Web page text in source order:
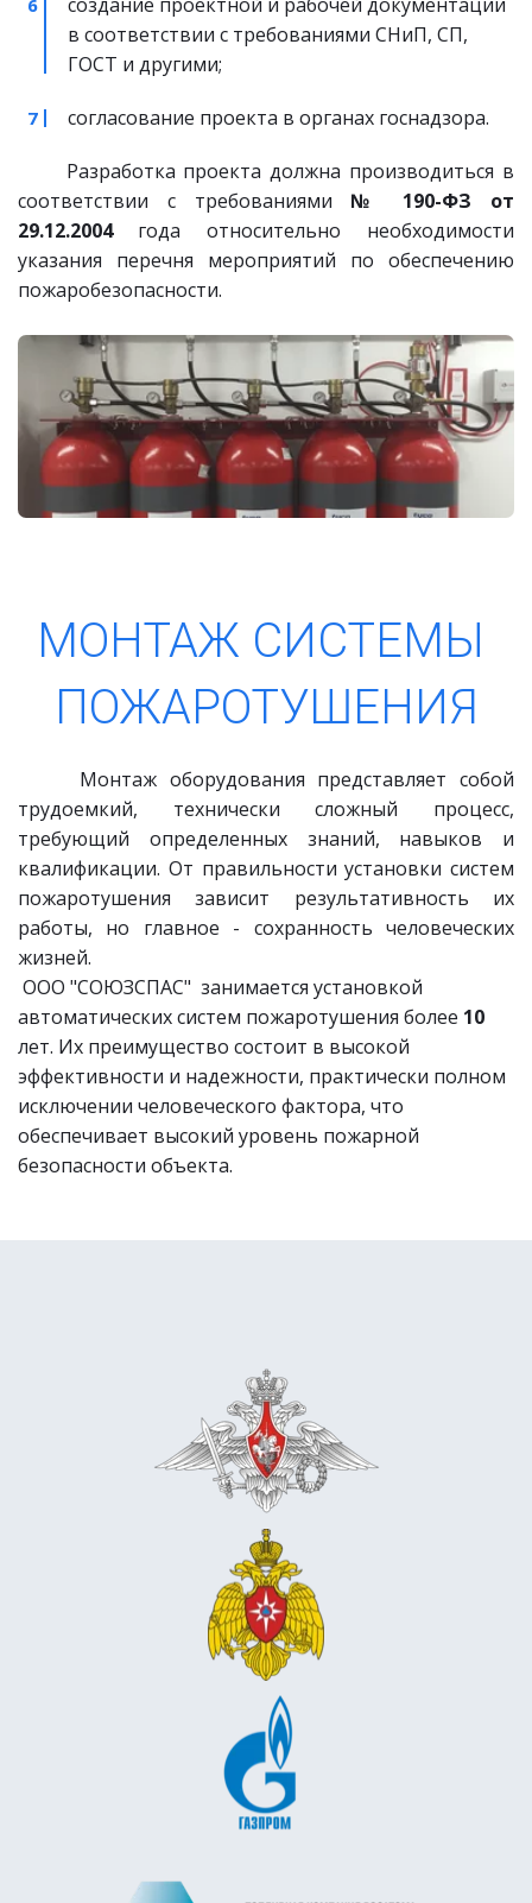
в соответствии с требованиями СНиП, СП,
ГОСТ и другими;
согласование проекта в органах госнадзора.
Разработка проекта должна производиться в
соответствии с требованиями № 190-ФЗ от
29.12.2004года относительно необходимости
указания перечня мероприятий по обеспечению
пожаробезопасности.
МОНТАЖ СИСТЕМЫ
ПОЖАРОТУШЕНИЯ
Монтаж оборудования представляет собой
трудоемкий, технически сложный процесс,
требующий определенных знаний, навыков и
квалификации. От правильности установки систем
пожаротушения зависит результативность их
работы, но главное - сохранность человеческих
жизней.
автоматических систем пожаротушения более 10
лет. Их преимущество состоит в высокой
эффективности и надежности, практически полном
исключении человеческого фактора, что
обеспечивает высокий уровень пожарной
безопасности объекта.